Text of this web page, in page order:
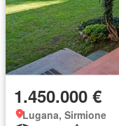
1.450.000 €
Lugana, Sirmione